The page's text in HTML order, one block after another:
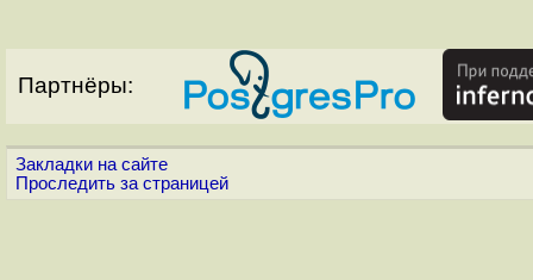
Партнёры:
Закладки на сайте
Проследить за страницей